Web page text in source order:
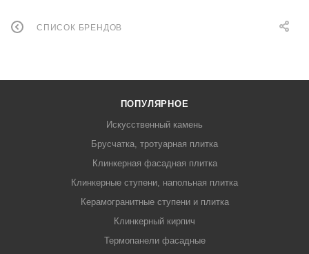
СПИСОК БРЕНДОВ
ПОПУЛЯРНОЕ
Искусственный камень
Брусчатка, тротуарная плитка
Клинкерная фасадная плитка
Клинкерные ступени, напольная плитка
Керамогранитные ступени и плитка
Клинкерный кирпич
Термопанели фасадные